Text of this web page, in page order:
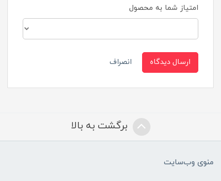
امتیاز شما به محصول
ارسال دیدگاه انصراف
برگشت به بالا
منوی وب‌سایت